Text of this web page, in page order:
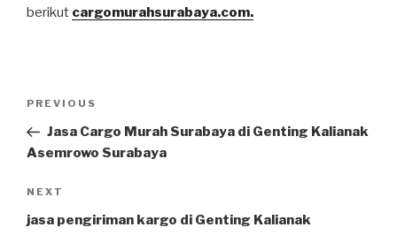
berikut cargomurahsurabaya.com.
Post
Previous
Post
PREVIOUS
Jasa Cargo Murah Surabaya di Genting Kalianak
Asemrowo Surabaya
Next
Post
NEXT
jasa pengiriman kargo di Genting Kalianak